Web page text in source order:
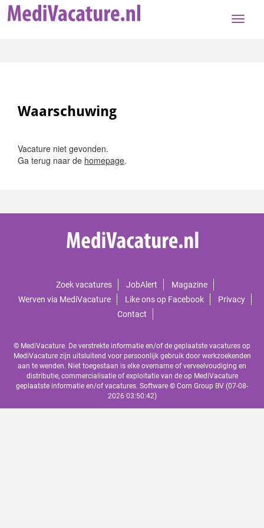
Toggle
Waarschuwing
Vacature niet gevonden.
Ga terug naar de homepage.
Zoek vacatures JobAlert
Magazine
Werven via MediVacature
Like ons op Facebook
Privacy
Contact
© MediVacature. De verstrekte informatie en/of de geplaatste vacatures op
MediVacature zijn uitsluitend voor persoonlijk gebruik door werkzoekenden
aan te wenden. Niet toegestaan is elke overname of verveelvoudiging en
distributie, commercialisatie of exploitatie van de op MediVacature
geplaatste informatie en/of vacatures. Software © Corn Group BV (07-08-
2026 03:50:42)